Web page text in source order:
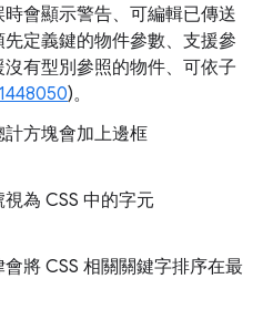
會顯示警告、可編輯已傳送
定義鍵的物件參數、支援參
有型別參照的物件、可依子
1448050)。
方塊會加上邊框
為 CSS 中的字元
將 CSS 相關關鍵字排序在最